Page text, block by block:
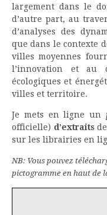
largement dans le
d’autre part, au
d’analyses des
que dans le contexte
villes moyennes
l’innovation et au
écologiques et
villes et territoire.
Je mets en ligne un
officielle) d’extraitsde
sur les librairies en
NB: Vous pouvez
pictogramme en haut de